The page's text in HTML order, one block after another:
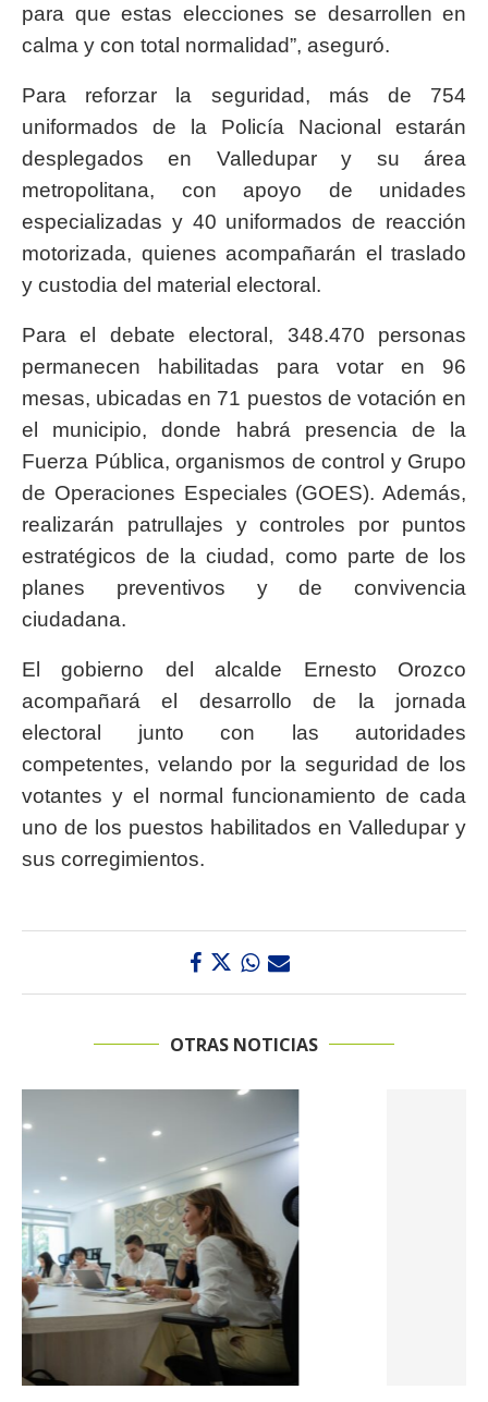
para que estas elecciones se desarrollen en
calma y con total normalidad”, aseguró.
Para reforzar la seguridad, más de 754
uniformados de la Policía Nacional estarán
desplegados en Valledupar y su área
metropolitana, con apoyo de unidades
especializadas y 40 uniformados de reacción
motorizada, quienes acompañarán el traslado
y custodia del material electoral.
Para el debate electoral, 348.470 personas
permanecen habilitadas para votar en 96
mesas, ubicadas en 71 puestos de votación en
el municipio, donde habrá presencia de la
Fuerza Pública, organismos de control y Grupo
de Operaciones Especiales (GOES). Además,
realizarán patrullajes y controles por puntos
estratégicos de la ciudad, como parte de los
planes preventivos y de convivencia
ciudadana.
El gobierno del alcalde Ernesto Orozco
acompañará el desarrollo de la jornada
electoral junto con las autoridades
competentes, velando por la seguridad de los
votantes y el normal funcionamiento de cada
uno de los puestos habilitados en Valledupar y
sus corregimientos.
OTRAS NOTICIAS